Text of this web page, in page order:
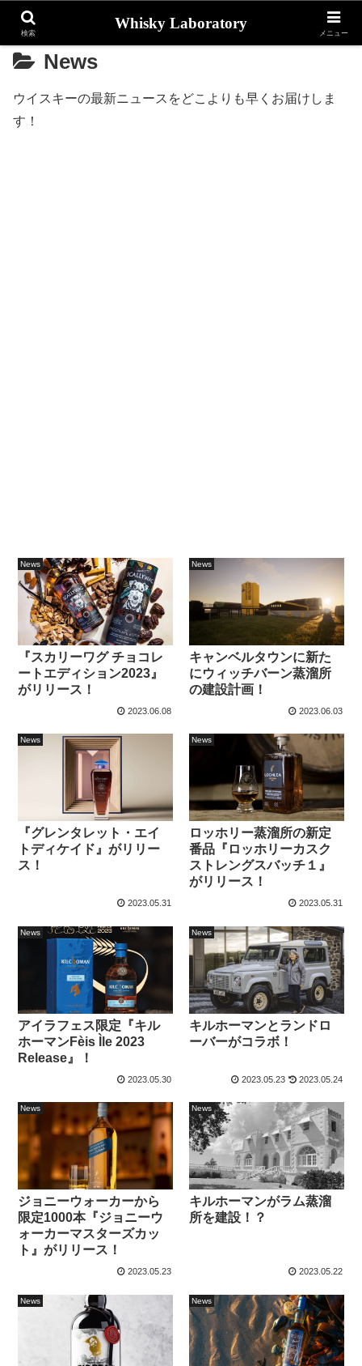
News
ウイスキーの最新ニュースをどこよりも早くお届けしま
す！
News
『スカリーワグ チョコレ
ートエディション2023』
がリリース！
2023.06.08
News
キャンベルタウンに新た
にウィッチバーン蒸溜所
の建設計画！
2023.06.03
News
『グレンタレット・エイ
トディケイド』がリリー
ス！
2023.05.31
News
ロッホリー蒸溜所の新定
番品『ロッホリーカスク
ストレングスバッチ１』
がリリース！
2023.05.31
News
アイラフェス限定『キル
ホーマンFèis Ìle 2023
Release』！
2023.05.30
News
キルホーマンとランドロ
ーバーがコラボ！
2023.05.23 2023.05.24
News
ジョニーウォーカーから
限定1000本『ジョニーウ
ォーカーマスターズカッ
ト』がリリース！
2023.05.23
News
キルホーマンがラム蒸溜
所を建設！？
2023.05.22
News News
検索
Whisky Laboratory
メニュー